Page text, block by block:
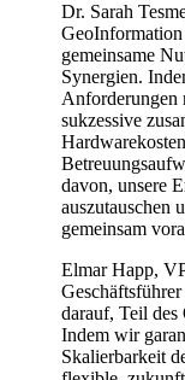
Dr. Sarah
gemeinsame
Synergien.
Anforderungen
sukzessive
davon, unsere
auszutauschen
gemeinsam
Elmar Happ,
darauf, Teil des
Indem wir
Skalierbarkeit